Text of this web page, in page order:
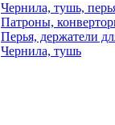
Чернила, тушь,
Патроны,
Перья, держатели
Чернила, тушь